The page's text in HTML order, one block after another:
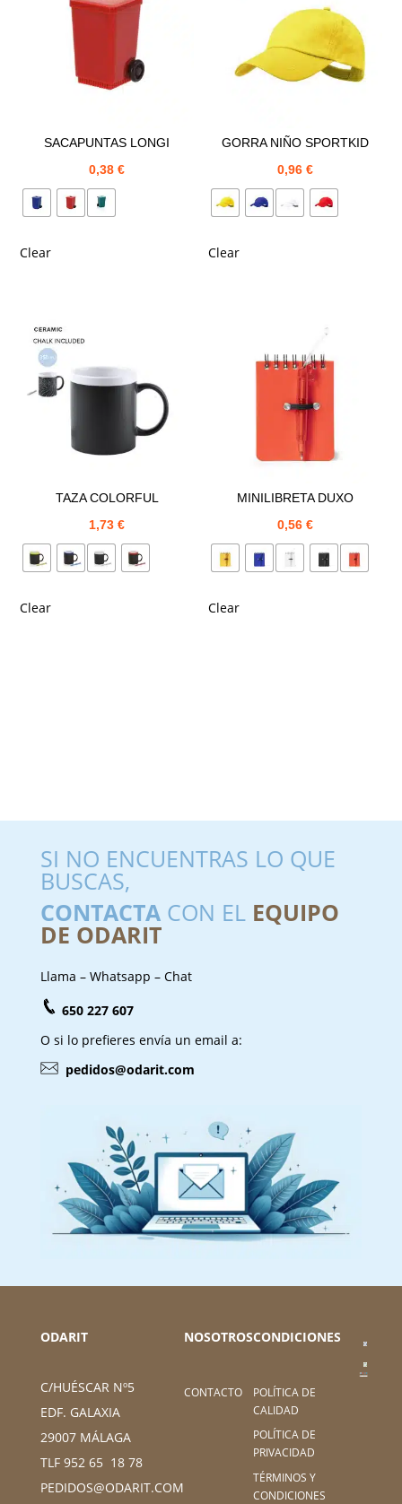
SACAPUNTAS LONGI
0,38€
Clear
GORRA NIÑO SPORTKID
0,96 €
Clear
TAZA COLORFUL
1,73€
Clear
MINILIBRETA DUXO
0,56 €
Clear
SI NO ENCUENTRAS LO QUE
BUSCAS,
CONTACTACON EL EQUIPO
DE ODARIT
Llama – Whatsapp – Chat
650 227 607
O si lo prefieres envía un email a:
pedidos@odarit.com
ODARIT
C/HUÉSCAR Nº5
EDF. GALAXIA
29007 MÁLAGA
TLF 952 65 18 78
PEDIDOS@ODARIT.COM
NOSOTROS
CONTACTO
CONDICIONES
POLÍTICA DE
CALIDAD
POLÍTICA DE
PRIVACIDAD
TÉRMINOS Y
CONDICIONES